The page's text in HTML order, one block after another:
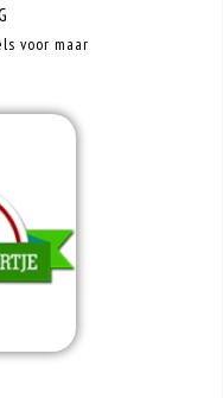
voor maar